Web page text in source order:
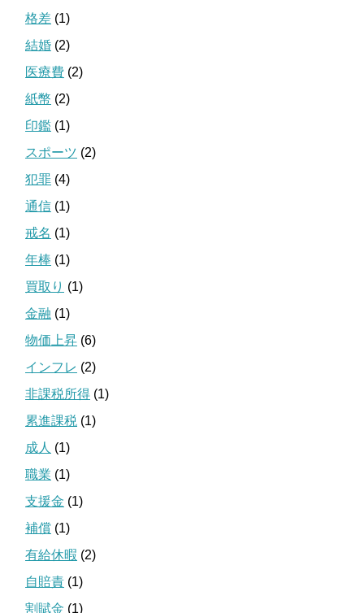
格差 (1)
結婚 (2)
医療費 (2)
紙幣 (2)
印鑑 (1)
スポーツ (2)
犯罪 (4)
通信 (1)
戒名 (1)
年棒 (1)
買取り (1)
金融 (1)
物価上昇 (6)
インフレ (2)
非課税所得 (1)
累進課税 (1)
成人 (1)
職業 (1)
支援金 (1)
補償 (1)
有給休暇 (2)
自賠責 (1)
割賦金 (1)